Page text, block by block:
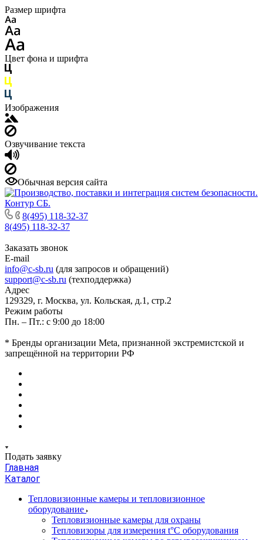
Размер шрифта
Цвет фона и шрифта
Изображения
Озвучивание текста
Обычная версия сайта
8(495) 118-32-37
8(495) 118-32-37
Заказать звонок
E-mail
info@c-sb.ru (для запросов и обращений)
support@c-sb.ru (техподдержка)
Адрес
129329, г. Москва, ул. Кольская, д.1, стр.2
Режим работы
Пн. – Пт.: с 9:00 до 18:00
* Бренды организации Meta, признанной экстремистской и
запрещённой на территории РФ
Подать заявку
Главная
Каталог
Тепловизионные камеры и тепловизионное
оборудование
Тепловизионные камеры для охраны
Тепловизоры для измерения t°С оборудования